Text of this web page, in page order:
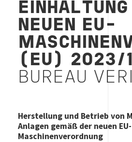
EINHALTUNG
NEUEN EU-
(EU) 2023/
BUREAU
Herstellung und Betrieb von
Anlagen gemäß der neuen EU-
Maschinenverordnung